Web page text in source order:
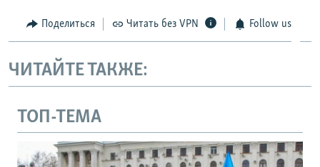
Поделиться Читать без VPN Follow us
ЧИТАЙТЕ ТАКЖЕ:
ТОП-ТЕМА